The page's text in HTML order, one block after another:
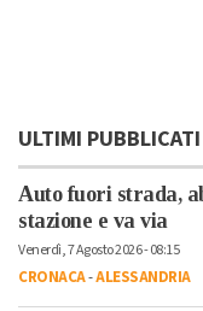
ULTIMI PUBBLICATI
Auto fuori strada,
stazione e va via
Venerdì, 7 Agosto 2026 - 08:15
CRONACA-ALESSANDRIA